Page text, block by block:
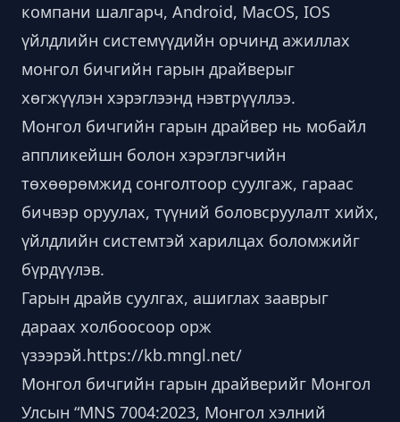
компани шалгарч, Android, MacOS, IOS
үйлдлийн системүүдийн орчинд ажиллах
монгол бичгийн гарын драйверыг
хөгжүүлэн хэрэглээнд нэвтрүүллээ.
Монгол бичгийн гарын драйвер нь мобайл
аппликейшн болон хэрэглэгчийн
төхөөрөмжид сонголтоор суулгаж, гараас
бичвэр оруулах, түүний боловсруулалт хийх,
үйлдлийн системтэй харилцах боломжийг
бүрдүүлэв.
Гарын драйв суулгах, ашиглах зааврыг
дараах холбоосоор орж
үзээрэй.https://kb.mngl.net/
Монгол бичгийн гарын драйверийг Монгол
Улсын “MNS 7004:2023, Монгол хэлний